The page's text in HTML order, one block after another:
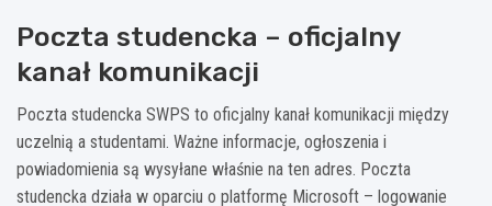
Poczta studencka – oficjalny
kanał komunikacji
Poczta studencka SWPS to oficjalny kanał komunikacji między
uczelnią a studentami. Ważne informacje, ogłoszenia i
powiadomienia są wysyłane właśnie na ten adres. Poczta
studencka działa w oparciu o platformę Microsoft – logowanie